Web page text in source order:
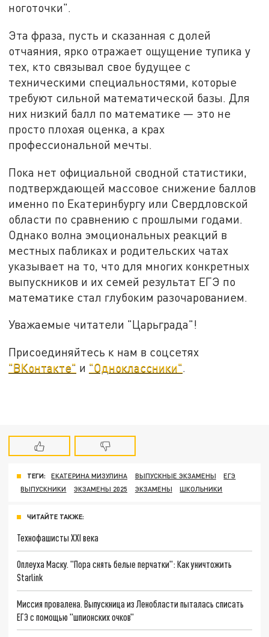
ноготочки".
Эта фраза, пусть и сказанная с долей
отчаяния, ярко отражает ощущение тупика у
тех, кто связывал свое будущее с
техническими специальностями, которые
требуют сильной математической базы. Для
них низкий балл по математике — это не
просто плохая оценка, а крах
профессиональной мечты.
Пока нет официальной сводной статистики,
подтверждающей массовое снижение баллов
именно по Екатеринбургу или Свердловской
области по сравнению с прошлыми годами.
Однако волна эмоциональных реакций в
местных пабликах и родительских чатах
указывает на то, что для многих конкретных
выпускников и их семей результат ЕГЭ по
математике стал глубоким разочарованием.
Уважаемые читатели "Царьграда"!
Присоединяйтесь к нам в соцсетях
"ВКонтакте" и "Одноклассники".
ТЕГИ: ЕКАТЕРИНА МИЗУЛИНА ВЫПУСКНЫЕ ЭКЗАМЕНЫ
ЕГЭ
ВЫПУСКНИКИ
ЭКЗАМЕНЫ 2025 ЭКЗАМЕНЫ ШКОЛЬНИКИ
ЧИТАЙТЕ ТАКЖЕ:
Технофашисты XXI века
Оплеуха Маску. "Пора снять белые перчатки": Как уничтожить
Starlink
Миссия провалена. Выпускница из Ленобласти пыталась списать
ЕГЭ с помощью "шпионских очков"